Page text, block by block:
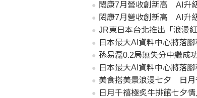
閎康7月營收創新高 AI升
閎康7月營收創新高 AI升
JR東日本台北推出「浪漫
日本最大AI資料中心將落
孫易磊0.2局無失分中繼成
日本最大AI資料中心將落
美食搭美景浪漫七夕 日月
日月千禧極炙牛排館七夕